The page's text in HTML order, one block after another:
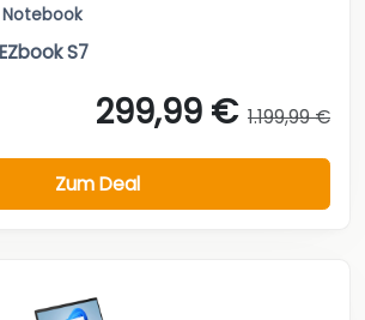
Notebook
S7
299,99 € 1.199,99 €
Zum Deal